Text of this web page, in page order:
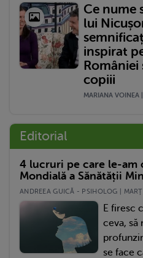
Ce nume
lui
inspirat
României
copiii
MARIANA VOINEA
Editorial
4 lucruri pe care le-am
Mondială a Sănătății
ANDREEA GUICĂ - PSIHOLOG |
E firesc
ceva, să
se face